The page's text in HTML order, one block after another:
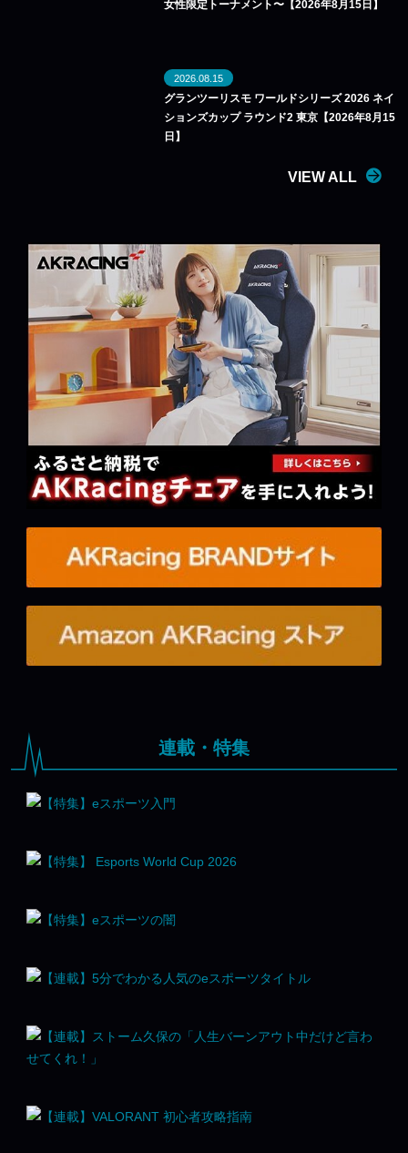
女性限定トーナメント〜【2026年8月15日】
2026.08.15
グランツーリスモ ワールドシリーズ 2026 ネイ
ションズカップ ラウンド2 東京【2026年8月15
日】
VIEW ALL
連載・特集